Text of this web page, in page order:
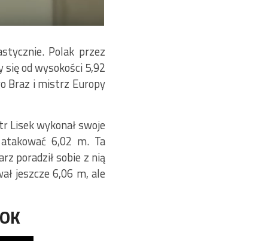
Polak przez
się od wysokości 5,92
Braz i mistrz Europy
Lisek wykonał swoje
6,02 m. Ta
poradził sobie z nią
jeszcze 6,06 m, ale